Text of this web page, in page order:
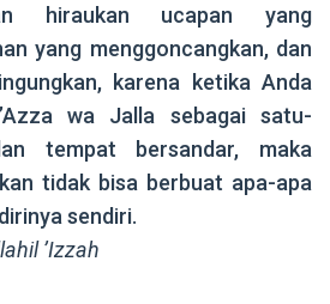
hiraukan ucapan yang
yang menggoncangkan, dan
karena ketika Anda
wa Jalla sebagai satu-
tempat bersandar, maka
tidak bisa berbuat apa-apa
sendiri.
’Izzah